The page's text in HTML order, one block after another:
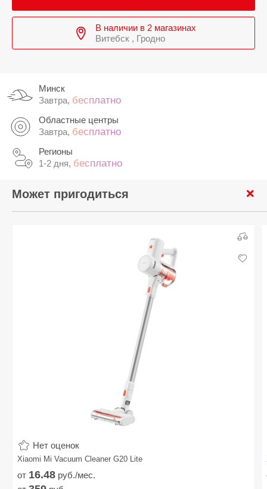
В наличии в 2 магазинах
Витебск , Гродно
Минск
Завтра, бесплатно
Областные центры
Завтра, бесплатно
Регионы
1-2 дня, бесплатно
Может пригодиться
Нет оценок
Xiaomi Mi Vacuum Cleaner G20 Lite
от 16.48 руб./мес.